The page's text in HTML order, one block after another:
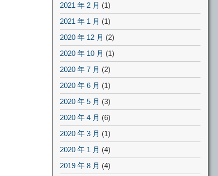
2021 年 2 月 (1)
2021 年 1 月 (1)
2020 年 12 月 (2)
2020 年 10 月 (1)
2020 年 7 月 (2)
2020 年 6 月 (1)
2020 年 5 月 (3)
2020 年 4 月 (6)
2020 年 3 月 (1)
2020 年 1 月 (4)
2019 年 8 月 (4)